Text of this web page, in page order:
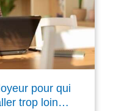
pour qui
trop loin…